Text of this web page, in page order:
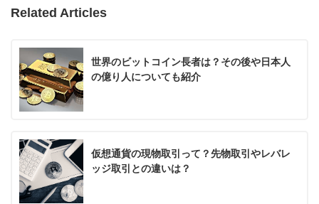
Related Articles
世界のビットコイン長者は？その後や日本人
の億り人についても紹介
仮想通貨の現物取引って？先物取引やレバレ
ッジ取引との違いは？